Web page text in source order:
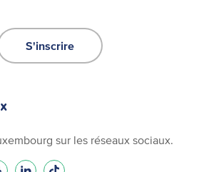
S'inscrire
sur les réseaux sociaux.